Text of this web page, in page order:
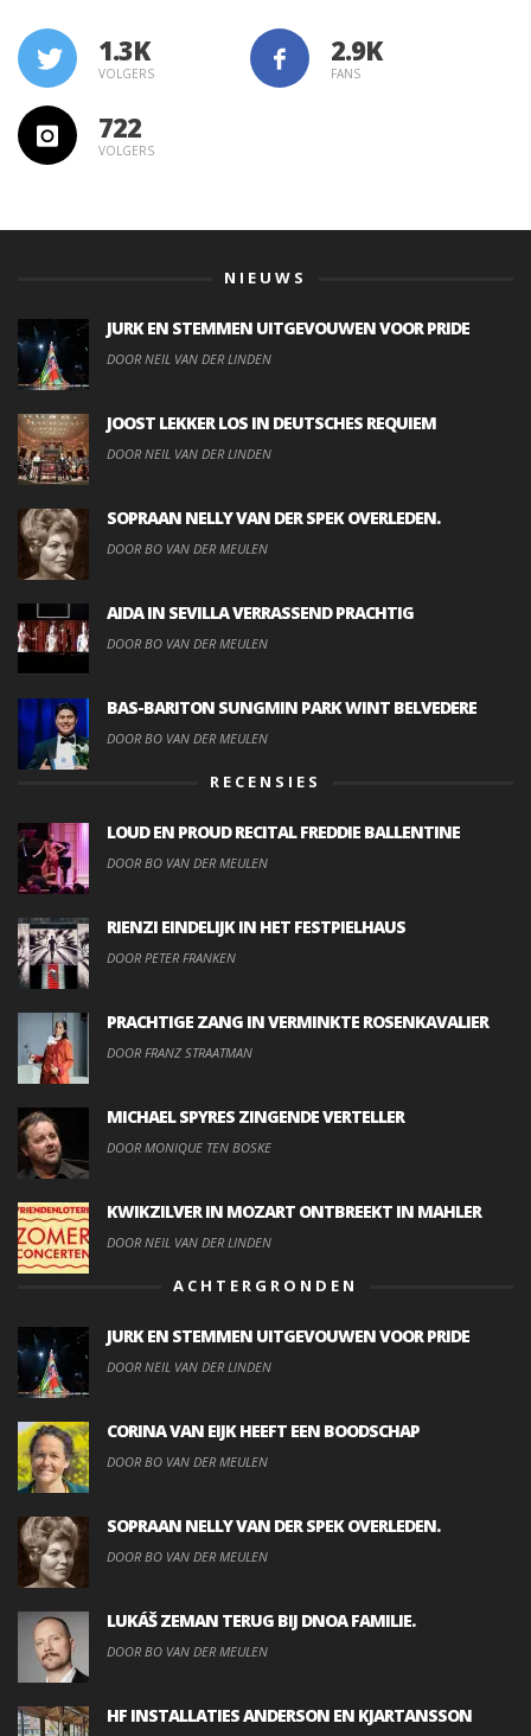
1.3K
VOLGERS FANS
722
VOLGERS
NIEUWS
JURK EN STEMMEN UITGEVOUWEN VOOR PRIDE
DOOR NEIL VAN DER LINDEN
JOOST LEKKER LOS IN DEUTSCHES REQUIEM
DOOR NEIL VAN DER LINDEN
SOPRAAN NELLY VAN DER SPEK OVERLEDEN.
DOOR BO VAN DER MEULEN
AIDA IN SEVILLA VERRASSEND PRACHTIG
DOOR BO VAN DER MEULEN
BAS-BARITON SUNGMIN PARK WINT BELVEDERE
DOOR BO VAN DER MEULEN
RECENSIES
LOUD EN PROUD RECITAL FREDDIE BALLENTINE
DOOR BO VAN DER MEULEN
RIENZI EINDELIJK IN HET FESTPIELHAUS
DOOR PETER FRANKEN
PRACHTIGE ZANG IN VERMINKTE ROSENKAVALIER
DOOR FRANZ STRAATMAN
MICHAEL SPYRES ZINGENDE VERTELLER
DOOR MONIQUE TEN BOSKE
KWIKZILVER IN MOZART ONTBREEKT IN MAHLER
DOOR NEIL VAN DER LINDEN
ACHTERGRONDEN
JURK EN STEMMEN UITGEVOUWEN VOOR PRIDE
DOOR NEIL VAN DER LINDEN
CORINA VAN EIJK HEEFT EEN BOODSCHAP
DOOR BO VAN DER MEULEN
SOPRAAN NELLY VAN DER SPEK OVERLEDEN.
DOOR BO VAN DER MEULEN
LUKÁŠ ZEMAN TERUG BIJ DNOA FAMILIE.
DOOR BO VAN DER MEULEN
HF INSTALLATIES ANDERSON EN KJARTANSSON